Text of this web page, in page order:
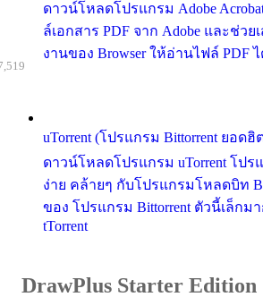
ดาวน์โหลดโปรแกรม Adobe Acrobat
ล์เอกสาร PDF จาก Adobe และช่ว
งานของ Browser ให้อ่านไฟล์ PDF
uTorrent (โปรแกรม Bittorrent ยอด
ดาวน์โหลดโปรแกรม uTorrent โปร
ง่าย คล้ายๆ กับโปรแกรมโหลดบิท
ของ โปรแกรม Bittorrent ตัวนี้เล็กม
tTorrent
DrawPlus Starter Edition